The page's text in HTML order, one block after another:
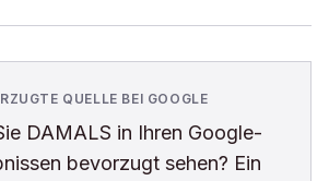
QUELLE BEI GOOGLE
DAMALS in Ihren Google-
bevorzugt sehen? Ein